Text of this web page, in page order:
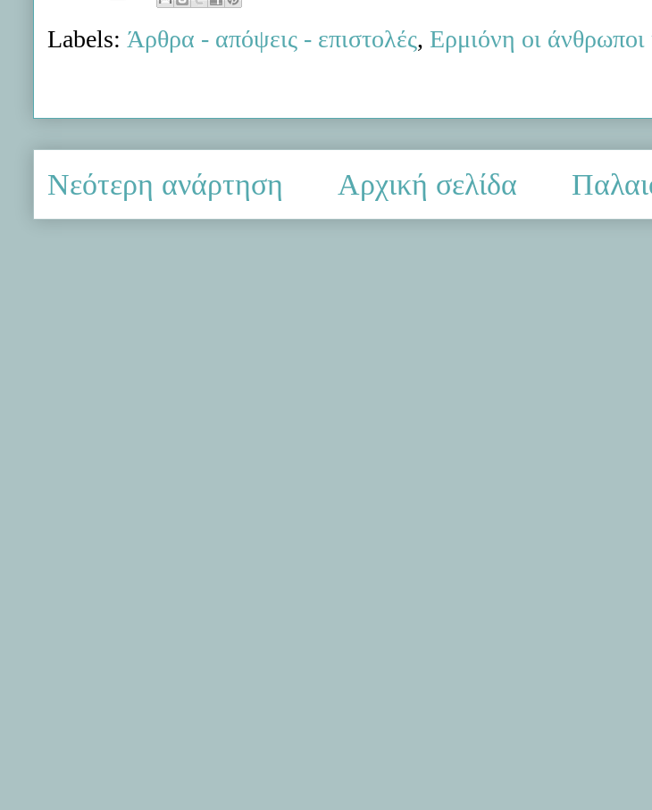
Labels: Άρθρα - απόψεις - επιστολές, Ερμιόνη οι άνθρωποι
Νεότερη ανάρτηση Αρχική σελίδα